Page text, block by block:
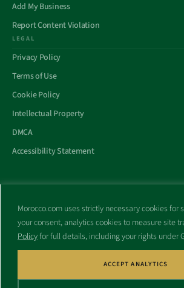
Morocco.com uses strictly necessary cookies for
your consent, analytics cookies to measure site
Policyfor full details, including your rights under
ACCEPT ANALYTICS
Add My Business
Report Content Violation
LEGAL
Privacy Policy
Terms of Use
Cookie Policy
Intellectual Property
DMCA
Accessibility Statement
All trademarks and websites appearing on this
of their respective owners.
No part of this site shall be reproduced
consent of Morocco.com. This site is not
government or other entity associated with a
site’s domain name.